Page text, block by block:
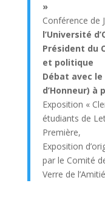
»
Conférence de
l’Université
Président du
et politique
Débat avec
d’Honneur) à
Exposition «
étudiants de
Première,
Exposition
par le Comité
Verre de